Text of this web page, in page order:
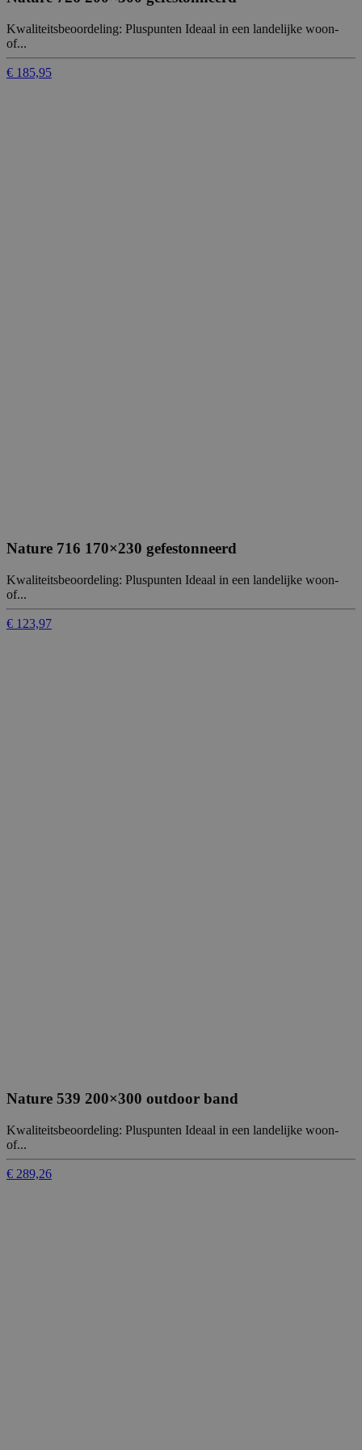
Kwaliteitsbeoordeling: Pluspunten Ideaal in een landelijke woon-
of...
€ 185,95
Nature 716 170×230 gefestonneerd
Kwaliteitsbeoordeling: Pluspunten Ideaal in een landelijke woon-
of...
€ 123,97
Nature 539 200×300 outdoor band
Kwaliteitsbeoordeling: Pluspunten Ideaal in een landelijke woon-
of...
€ 289,26